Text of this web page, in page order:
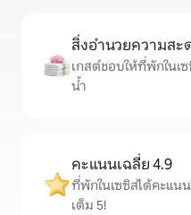
สิ่งอำนวยความส
เกสต์ชอบให้ที่พักในเ
น้ำ
คะแนนเฉลี่ย 4.9
ที่พักในเซซิสได้คะแน
เต็ม 5!